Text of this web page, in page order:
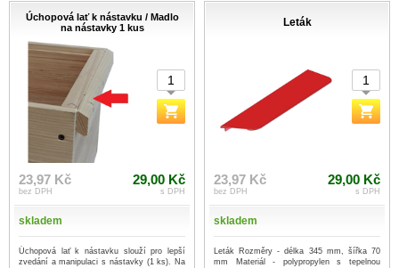
Úchopová lať k nástavku / Madlo
na nástavky 1 kus
23,97 Kč
bez DPH
29,00 Kč
s DPH
skladem
Úchopová lať k nástavku slouží pro lepší
zvedání a manipulaci s nástavky (1 ks). Na
Leták
23,97 Kč
bez DPH
29,00 Kč
s DPH
skladem
Leták Rozměry - délka 345 mm, šířka 70
mm Materiál - polypropylen s tepelnou